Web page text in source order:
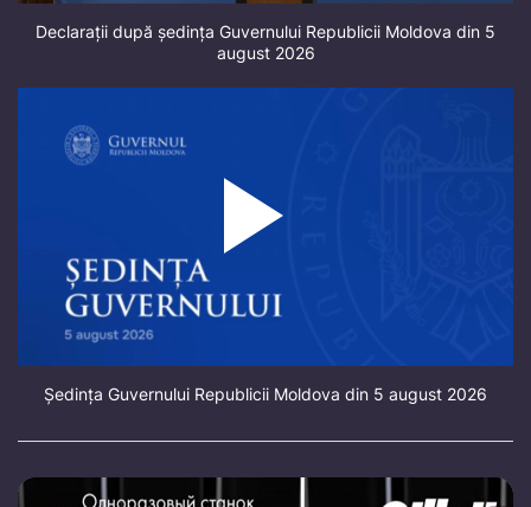
Declarații după ședința Guvernului Republicii Moldova din 5
august 2026
Ședința Guvernului Republicii Moldova din 5 august 2026